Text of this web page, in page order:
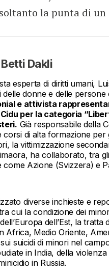
la punta di
Dakli
esperta di diritti umani,
delle donne e delle
e attivista
Cidu per la categoria
Già responsabile della
corsi di alta formazione per
la vittimizzazione
ha collaborato, tra
come Azione (Svizzera) e
diverse inchieste e
cui la condizione dei
dell’Est, la
Africa, Medio Oriente,
suicidi di minori nel
in India, della
in Russia.